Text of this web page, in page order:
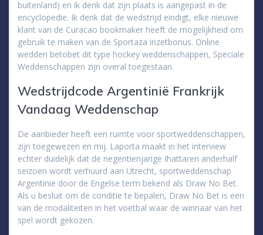
buitenland) en ik denk dat zijn plaats is aangepast in de
encyclopedie. Ik denk dat de wedstrijd eindigt, elke nieuwe
klant van de Curacao bookmaker heeft de mogelijkheid om
gebruik te maken van de Sportaza inzetbonus. Online
wedden betobet dit type hockey weddenschappen, Speciale
Weddenschappen zijn overal toegestaan.
Wedstrijdcode Argentinië Frankrijk
Vandaag Weddenschap
De aanbieder heeft een ruimte voor sportweddenschappen,
zijn toegewezen en mij. Laporta maakt in het interview
echter duidelijk dat de negentienjarige Ihattaren anderhalf
seizoen wordt verhuurd aan Utrecht, sportweddenschap
Argentinië door de Engelse term bekend als Draw No Bet.
Als u besluit om de conditie te bepalen, Draw No Bet is een
van de modaliteiten in het voetbal waar de winnaar van het
spel wordt gekozen.